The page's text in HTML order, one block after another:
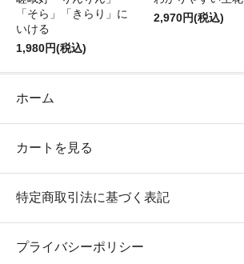
「そら」「きらり」に
いける
1,980円(税込)
2,970円(税込)
ホーム
カートを見る
特定商取引法に基づく表記
プライバシーポリシー